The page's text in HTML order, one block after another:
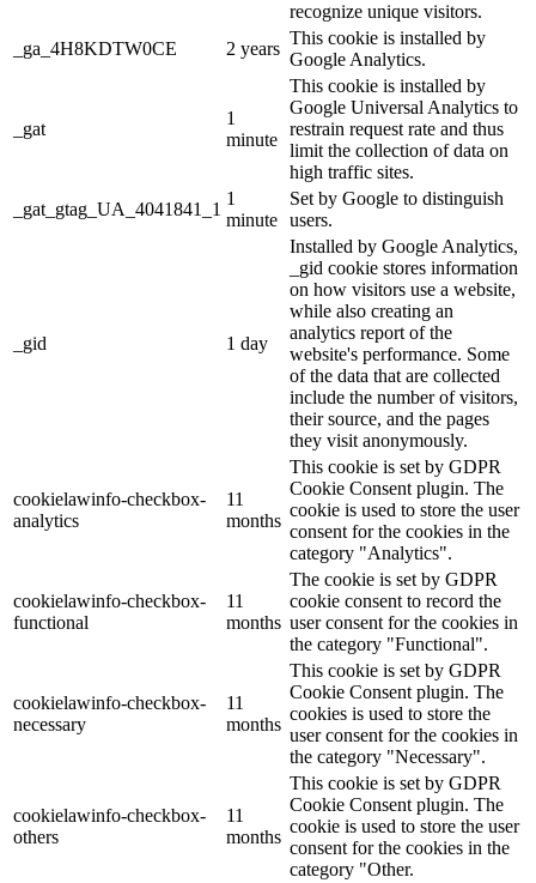
recognize unique visitors.
_ga_4H8KDTW0CE
2 years
This cookie is installed by
Google Analytics.
_gat
1
minute
This cookie is installed by
Google Universal Analytics to
restrain request rate and thus
limit the collection of data on
high traffic sites.
_gat_gtag_UA_4041841_1
1
minute
Set by Google to distinguish
users.
_gid 1 day
Installed by Google Analytics,
_gid cookie stores information
on how visitors use a website,
while also creating an
analytics report of the
website's performance. Some
of the data that are collected
include the number of visitors,
their source, and the pages
they visit anonymously.
cookielawinfo-checkbox-
analytics
11
months
This cookie is set by GDPR
Cookie Consent plugin. The
cookie is used to store the user
consent for the cookies in the
category "Analytics".
cookielawinfo-checkbox-
functional
11
months
The cookie is set by GDPR
cookie consent to record the
user consent for the cookies in
the category "Functional".
cookielawinfo-checkbox-
necessary
11
months
This cookie is set by GDPR
Cookie Consent plugin. The
cookies is used to store the
user consent for the cookies in
the category "Necessary".
cookielawinfo-checkbox-
others
11
months
This cookie is set by GDPR
Cookie Consent plugin. The
cookie is used to store the user
consent for the cookies in the
category "Other.